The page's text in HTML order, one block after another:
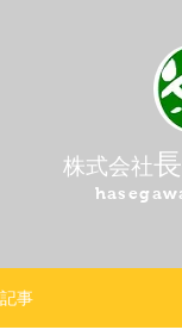
株式会社
記事